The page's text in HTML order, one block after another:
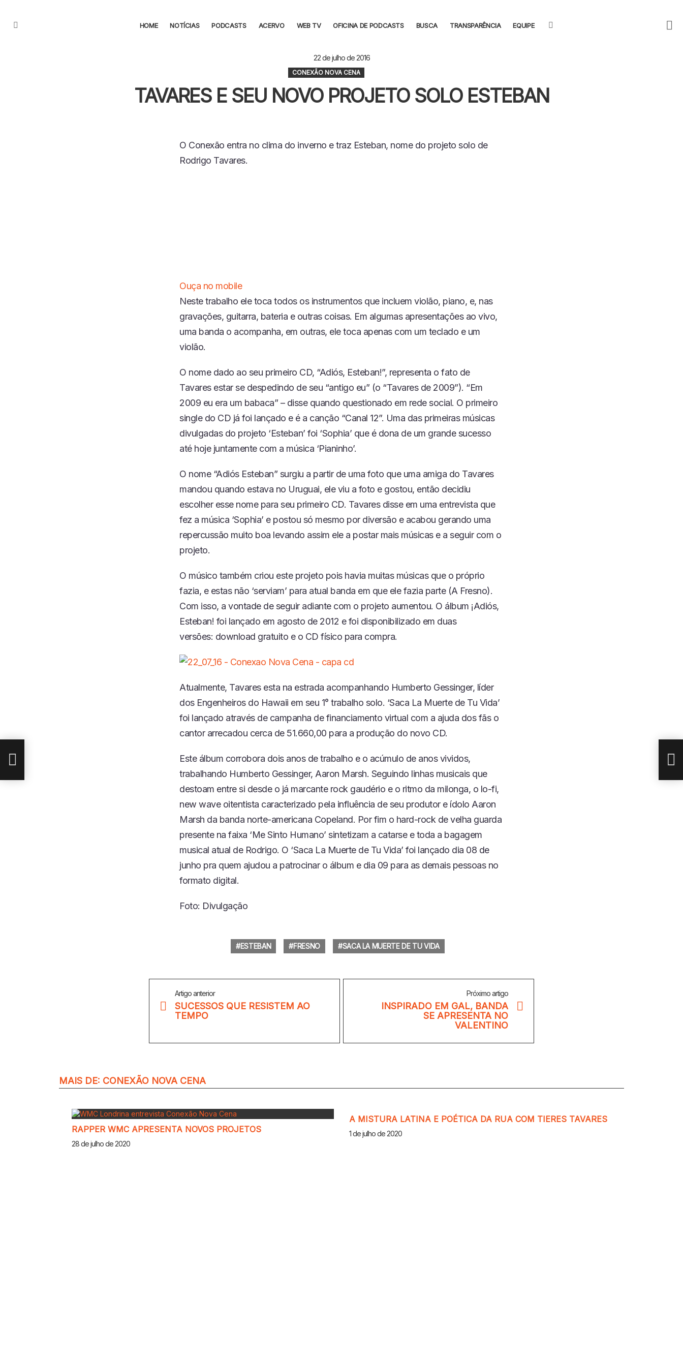
HOME NOTÍCIAS PODCASTS ACERVO WEB TV OFICINA DE PODCASTS BUSCA TRANSPARÊNCIA EQUIPE
22 de julho de 2016
CONEXÃO NOVA CENA
TAVARES E SEU NOVO PROJETO SOLO ESTEBAN
O Conexão entra no clima do inverno e traz Esteban, nome do projeto solo de
Rodrigo Tavares.
Ouça no mobile
Neste trabalho ele toca todos os instrumentos que incluem violão, piano, e, nas
gravações, guitarra, bateria e outras coisas. Em algumas apresentações ao vivo,
uma banda o acompanha, em outras, ele toca apenas com um teclado e um
violão.
O nome dado ao seu primeiro CD, “Adiós, Esteban!”, representa o fato de
Tavares estar se despedindo de seu “antigo eu” (o “Tavares de 2009”). “Em
2009 eu era um babaca” – disse quando questionado em rede social. O primeiro
single do CD já foi lançado e é a canção “Canal 12”. Uma das primeiras músicas
divulgadas do projeto ‘Esteban’ foi ‘Sophia’ que é dona de um grande sucesso
até hoje juntamente com a música ‘Pianinho’.
O nome “Adiós Esteban” surgiu a partir de uma foto que uma amiga do Tavares
mandou quando estava no Uruguai, ele viu a foto e gostou, então decidiu
escolher esse nome para seu primeiro CD. Tavares disse em uma entrevista que
fez a música ‘Sophia’ e postou só mesmo por diversão e acabou gerando uma
repercussão muito boa levando assim ele a postar mais músicas e a seguir com o
projeto.
O músico também criou este projeto pois havia muitas músicas que o próprio
fazia, e estas não ‘serviam’ para atual banda em que ele fazia parte (A Fresno).
Com isso, a vontade de seguir adiante com o projeto aumentou. O álbum ¡Adiós,
Esteban! foi lançado em agosto de 2012 e foi disponibilizado em duas
versões: download gratuito e o CD físico para compra.
Atualmente, Tavares esta na estrada acompanhando Humberto Gessinger, líder
dos Engenheiros do Hawaii em seu 1° trabalho solo. ‘Saca La Muerte de Tu Vida’
foi lançado através de campanha de financiamento virtual com a ajuda dos fãs o
cantor arrecadou cerca de 51.660,00 para a produção do novo CD.
Este álbum corrobora dois anos de trabalho e o acúmulo de anos vividos,
trabalhando Humberto Gessinger, Aaron Marsh. Seguindo linhas musicais que
destoam entre si desde o já marcante rock gaudério e o ritmo da milonga, o lo-fi,
new wave oitentista caracterizado pela influência de seu produtor e ídolo Aaron
Marsh da banda norte-americana Copeland. Por fim o hard-rock de velha guarda
presente na faixa ‘Me Sinto Humano’ sintetizam a catarse e toda a bagagem
musical atual de Rodrigo. O ‘Saca La Muerte de Tu Vida’ foi lançado dia 08 de
junho pra quem ajudou a patrocinar o álbum e dia 09 para as demais pessoas no
formato digital.
Foto: Divulgação
ESTEBAN FRESNO SACA LA MUERTE DE TU VIDA
Artigo anterior
SUCESSOS QUE RESISTEM AO
TEMPO
Próximo artigo
INSPIRADO EM GAL, BANDA
SE APRESENTA NO
VALENTINO
MAIS DE: CONEXÃO NOVA CENA
RAPPER WMC APRESENTA NOVOS PROJETOS
28 de julho de 2020
A MISTURA LATINA E POÉTICA DA RUA COM TIERES TAVARES
1 de julho de 2020